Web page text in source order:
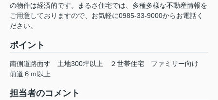
の物件は経済的です。まるさ住宅では、多種多様な不動産情報を
ご用意しておりますので、お気軽に0985-33-9000からお電話く
ださい。
ポイント
南側道路面す 土地300坪以上 ２世帯住宅
ファミリー向け
前道６ｍ以上
担当者のコメント